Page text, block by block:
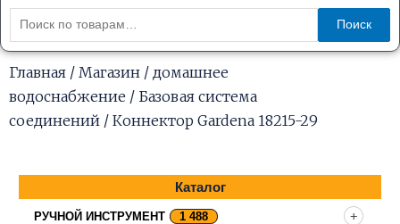
Искать:
Поиск
Главная / Магазин / домашнее
водоснабжение / Базовая система
соединений / Коннектор Gardena 18215-29
Каталог
РУЧНОЙ ИНСТРУМЕНТ 1 488